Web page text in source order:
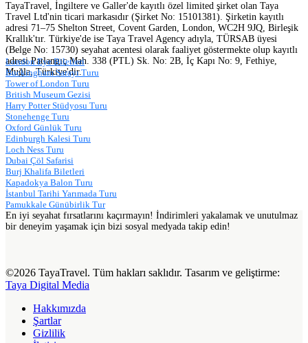
TayaTravel, İngiltere ve Galler'de kayıtlı özel limited şirket olan Taya
Travel Ltd'nin ticari markasıdır (Şirket No: 15101381). Şirketin kayıtlı
adresi 71–75 Shelton Street, Covent Garden, London, WC2H 9JQ, Birleşik
Krallık'tır. Türkiye'de ise Taya Travel Agency adıyla, TÜRSAB üyesi
(Belge No: 15730) seyahat acentesi olarak faaliyet göstermekte olup kayıtlı
adresi Patlangıç Mah. 338 (PTL) Sk. No: 2B, İç Kapı No: 9, Fethiye,
Muğla, Türkiye'dir.
London Eye Biletleri
Buckingham Sarayı Turu
Tower of London Turu
British Museum Gezisi
Harry Potter Stüdyosu Turu
Stonehenge Turu
Oxford Günlük Turu
Edinburgh Kalesi Turu
Loch Ness Turu
Dubai Çöl Safarisi
Burj Khalifa Biletleri
Kapadokya Balon Turu
İstanbul Tarihi Yarımada Turu
Pamukkale Günübirlik Tur
En iyi seyahat fırsatlarını kaçırmayın! İndirimleri yakalamak ve unutulmaz
bir deneyim yaşamak için bizi sosyal medyada takip edin!
©2026 TayaTravel. Tüm hakları saklıdır. Tasarım ve geliştirme:
Taya Digital Media
Hakkımızda
Şartlar
Gizlilik